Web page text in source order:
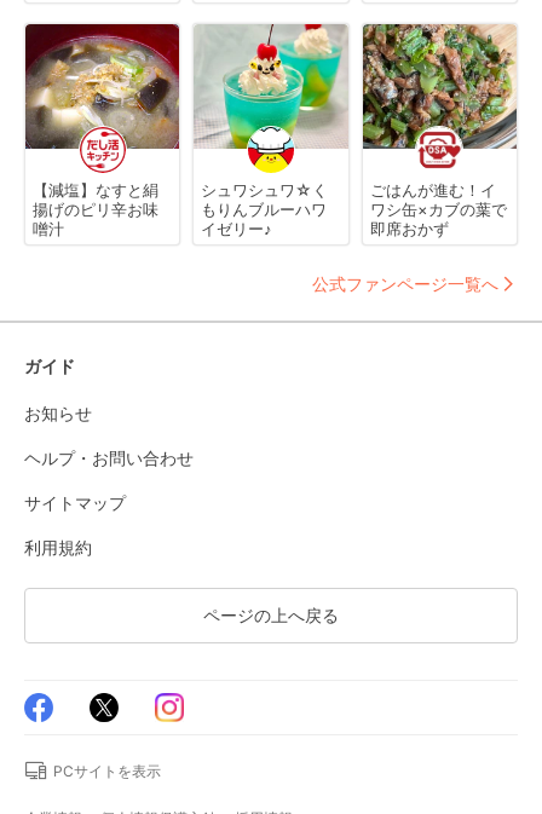
【減塩】なすと絹
揚げのピリ辛お味
噌汁
シュワシュワ☆く
もりんブルーハワ
イゼリー♪
ごはんが進む！イ
ワシ缶×カブの葉で
即席おかず
公式ファンページ一覧へ
ガイド
お知らせ
ヘルプ・お問い合わせ
サイトマップ
利用規約
ページの上へ戻る
PCサイトを表示